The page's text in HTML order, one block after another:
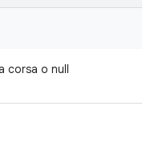
corsa o null